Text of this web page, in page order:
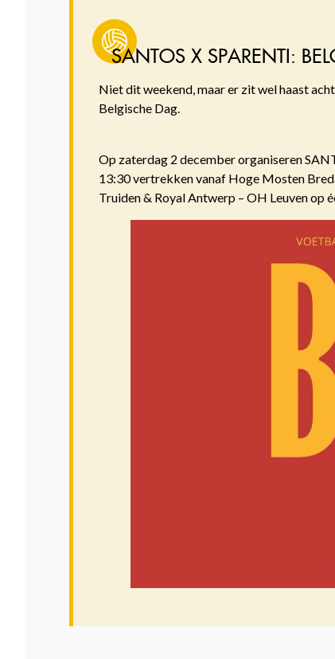
SANTOS X SPARENTI:
Niet dit weekend, maar er zit wel haast
Belgische Dag.
Op zaterdag 2 december organiseren
13:30 vertrekken vanaf Hoge Mosten
Truiden & Royal Antwerp – OH Leuven op